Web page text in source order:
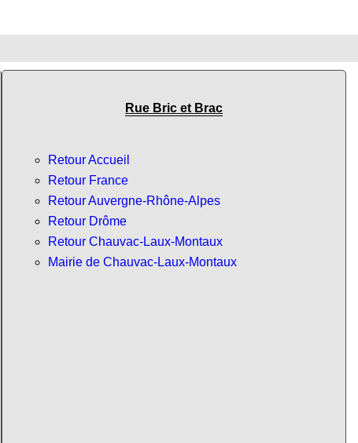
Rue Bric et Brac
Retour Accueil
Retour France
Retour Auvergne-Rhône-Alpes
Retour Drôme
Retour Chauvac-Laux-Montaux
Mairie de Chauvac-Laux-Montaux